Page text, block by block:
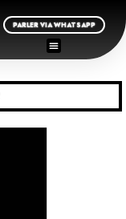
PARLER VIA WHATSAPP